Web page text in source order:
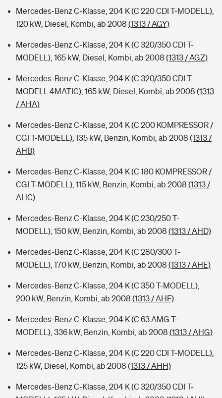
Mercedes-Benz C-Klasse, 204 K (C 220 CDI T-MODELL),
120 kW, Diesel, Kombi, ab 2008 (1313 / AGY)
Mercedes-Benz C-Klasse, 204 K (C 320/350 CDI T-
MODELL), 165 kW, Diesel, Kombi, ab 2008 (1313 / AGZ)
Mercedes-Benz C-Klasse, 204 K (C 320/350 CDI T-
MODELL 4MATIC), 165 kW, Diesel, Kombi, ab 2008 (1313
/ AHA)
Mercedes-Benz C-Klasse, 204 K (C 200 KOMPRESSOR /
CGI T-MODELL), 135 kW, Benzin, Kombi, ab 2008 (1313 /
AHB)
Mercedes-Benz C-Klasse, 204 K (C 180 KOMPRESSOR /
CGI T-MODELL), 115 kW, Benzin, Kombi, ab 2008 (1313 /
AHC)
Mercedes-Benz C-Klasse, 204 K (C 230/250 T-
MODELL), 150 kW, Benzin, Kombi, ab 2008 (1313 / AHD)
Mercedes-Benz C-Klasse, 204 K (C 280/300 T-
MODELL), 170 kW, Benzin, Kombi, ab 2008 (1313 / AHE)
Mercedes-Benz C-Klasse, 204 K (C 350 T-MODELL),
200 kW, Benzin, Kombi, ab 2008 (1313 / AHF)
Mercedes-Benz C-Klasse, 204 K (C 63 AMG T-
MODELL), 336 kW, Benzin, Kombi, ab 2008 (1313 / AHG)
Mercedes-Benz C-Klasse, 204 K (C 220 CDI T-MODELL),
125 kW, Diesel, Kombi, ab 2008 (1313 / AHH)
Mercedes-Benz C-Klasse, 204 K (C 320/350 CDI T-